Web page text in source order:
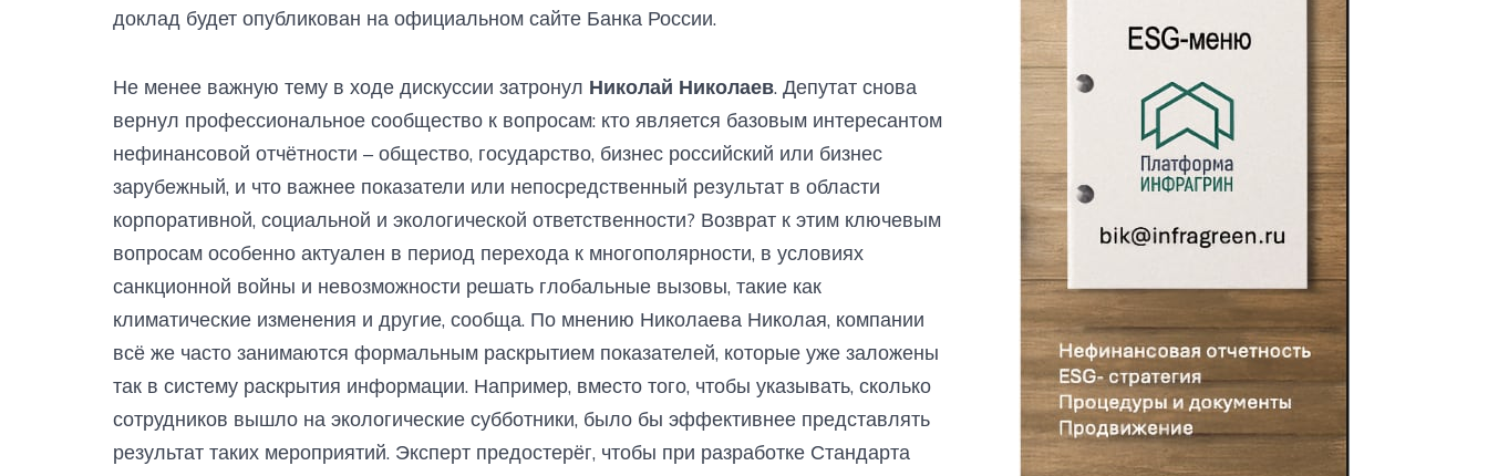
доклад будет опубликован на официальном сайте Банка России.
Не менее важную тему в ходе дискуссии затронул Николай Николаев. Депутат снова
вернул профессиональное сообщество к вопросам: кто является базовым интересантом
нефинансовой отчётности – общество, государство, бизнес российский или бизнес
зарубежный, и что важнее показатели или непосредственный результат в области
корпоративной, социальной и экологической ответственности? Возврат к этим ключевым
вопросам особенно актуален в период перехода к многополярности, в условиях
санкционной войны и невозможности решать глобальные вызовы, такие как
климатические изменения и другие, сообща. По мнению Николаева Николая, компании
всё же часто занимаются формальным раскрытием показателей, которые уже заложены
так в систему раскрытия информации. Например, вместо того, чтобы указывать, сколько
сотрудников вышло на экологические субботники, было бы эффективнее представлять
результат таких мероприятий. Эксперт предостерёг, чтобы при разработке Стандарта